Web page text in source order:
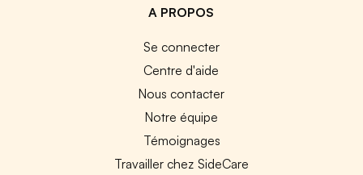
A PROPOS
Se connecter
Centre d'aide
Nous contacter
Notre équipe
Témoignages
Travailler chez SideCare